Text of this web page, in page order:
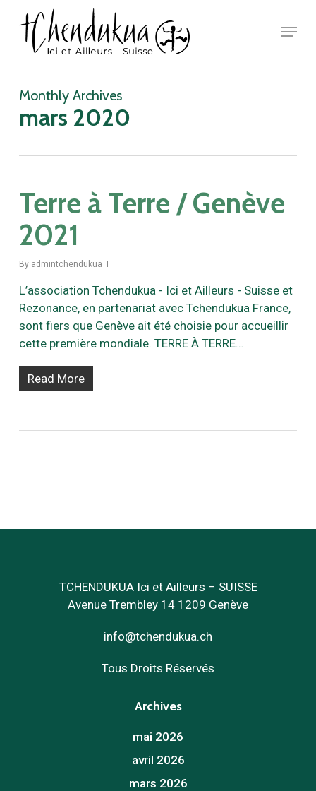
Menu
Monthly Archives
mars 2020
Terre à Terre / Genève
2021
By admintchendukua
L’association Tchendukua - Ici et Ailleurs - Suisse et
Rezonance, en partenariat avec Tchendukua France,
sont fiers que Genève ait été choisie pour accueillir
cette première mondiale. TERRE À TERRE…
Read More
TCHENDUKUA Ici et Ailleurs – SUISSE
Avenue Trembley 14 1209 Genève
info@tchendukua.ch
Tous Droits Réservés
Archives
mai 2026
avril 2026
mars 2026